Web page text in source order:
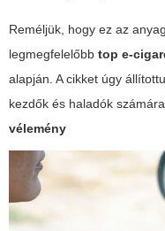
Reméljük, hogy ez az
legmegfelelőbb top e-
alapján. A cikket úgy
kezdők és haladók
vélemény